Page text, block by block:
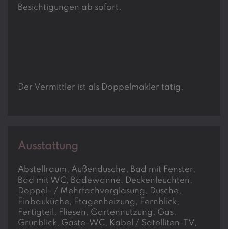
Besichtigungen ab sofort.
Der Vermittler ist als Doppelmakler tätig.
Ausstattung
Abstellraum Außendusche
Bad mit Fenster
Bad mit WC
Badewanne
Deckenleuchten
Doppel- / Mehrfachverglasung
Dusche
Einbauküche
Etagenheizung
Fernblick
Fertigteil
Fliesen Gartennutzung
Gas
Grünblick
Gäste-WC
Kabel / Satelliten-TV